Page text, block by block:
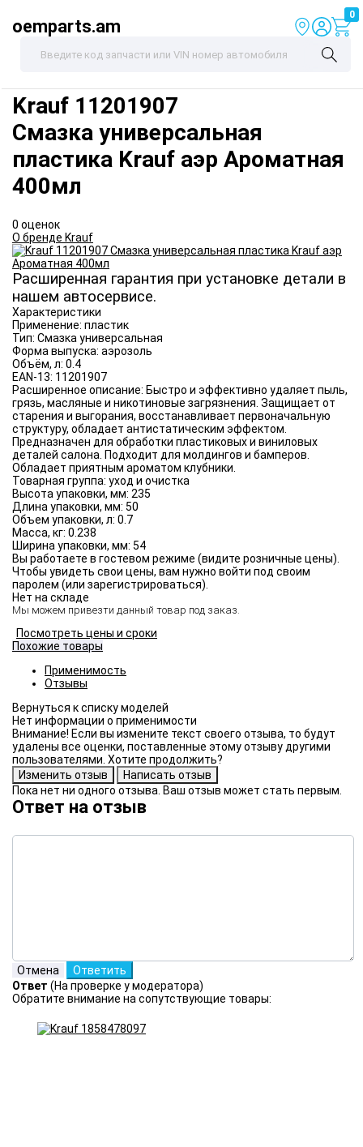
oemparts.am
0
Krauf 11201907
Смазка универсальная
пластика Krauf аэр Ароматная
400мл
0 оценок
О бренде Krauf
Расширенная гарантия при установке детали в
нашем автосервисе.
Характеристики
Применение: пластик
Тип: Смазка универсальная
Форма выпуска: аэрозоль
Объём, л: 0.4
EAN-13: 11201907
Расширенное описание: Быстро и эффективно удаляет пыль,
грязь, масляные и никотиновые загрязнения. Защищает от
старения и выгорания, восстанавливает первоначальную
структуру, обладает антистатическим эффектом.
Предназначен для обработки пластиковых и виниловых
деталей салона. Подходит для молдингов и бамперов.
Обладает приятным ароматом клубники.
Товарная группа: уход и очистка
Высота упаковки, мм: 235
Длина упаковки, мм: 50
Объем упаковки, л: 0.7
Масса, кг: 0.238
Ширина упаковки, мм: 54
Вы работаете в гостевом режиме (видите розничные цены).
Чтобы увидеть свои цены, вам нужно войти под своим
паролем (или зарегистрироваться).
Нет на складе
Мы можем привезти данный товар под заказ.
Посмотреть цены и сроки
Похожие товары
Применимость
Отзывы
Нет информации о применимости
Внимание! Если вы измените текст своего отзыва, то будут
удалены все оценки, поставленные этому отзыву другими
пользователями. Хотите продолжить?
Пока нет ни одного отзыва. Ваш отзыв может стать первым.
Ответ на отзыв
Ответ (На проверке у модератора)
Обратите внимание на сопутствующие товары: